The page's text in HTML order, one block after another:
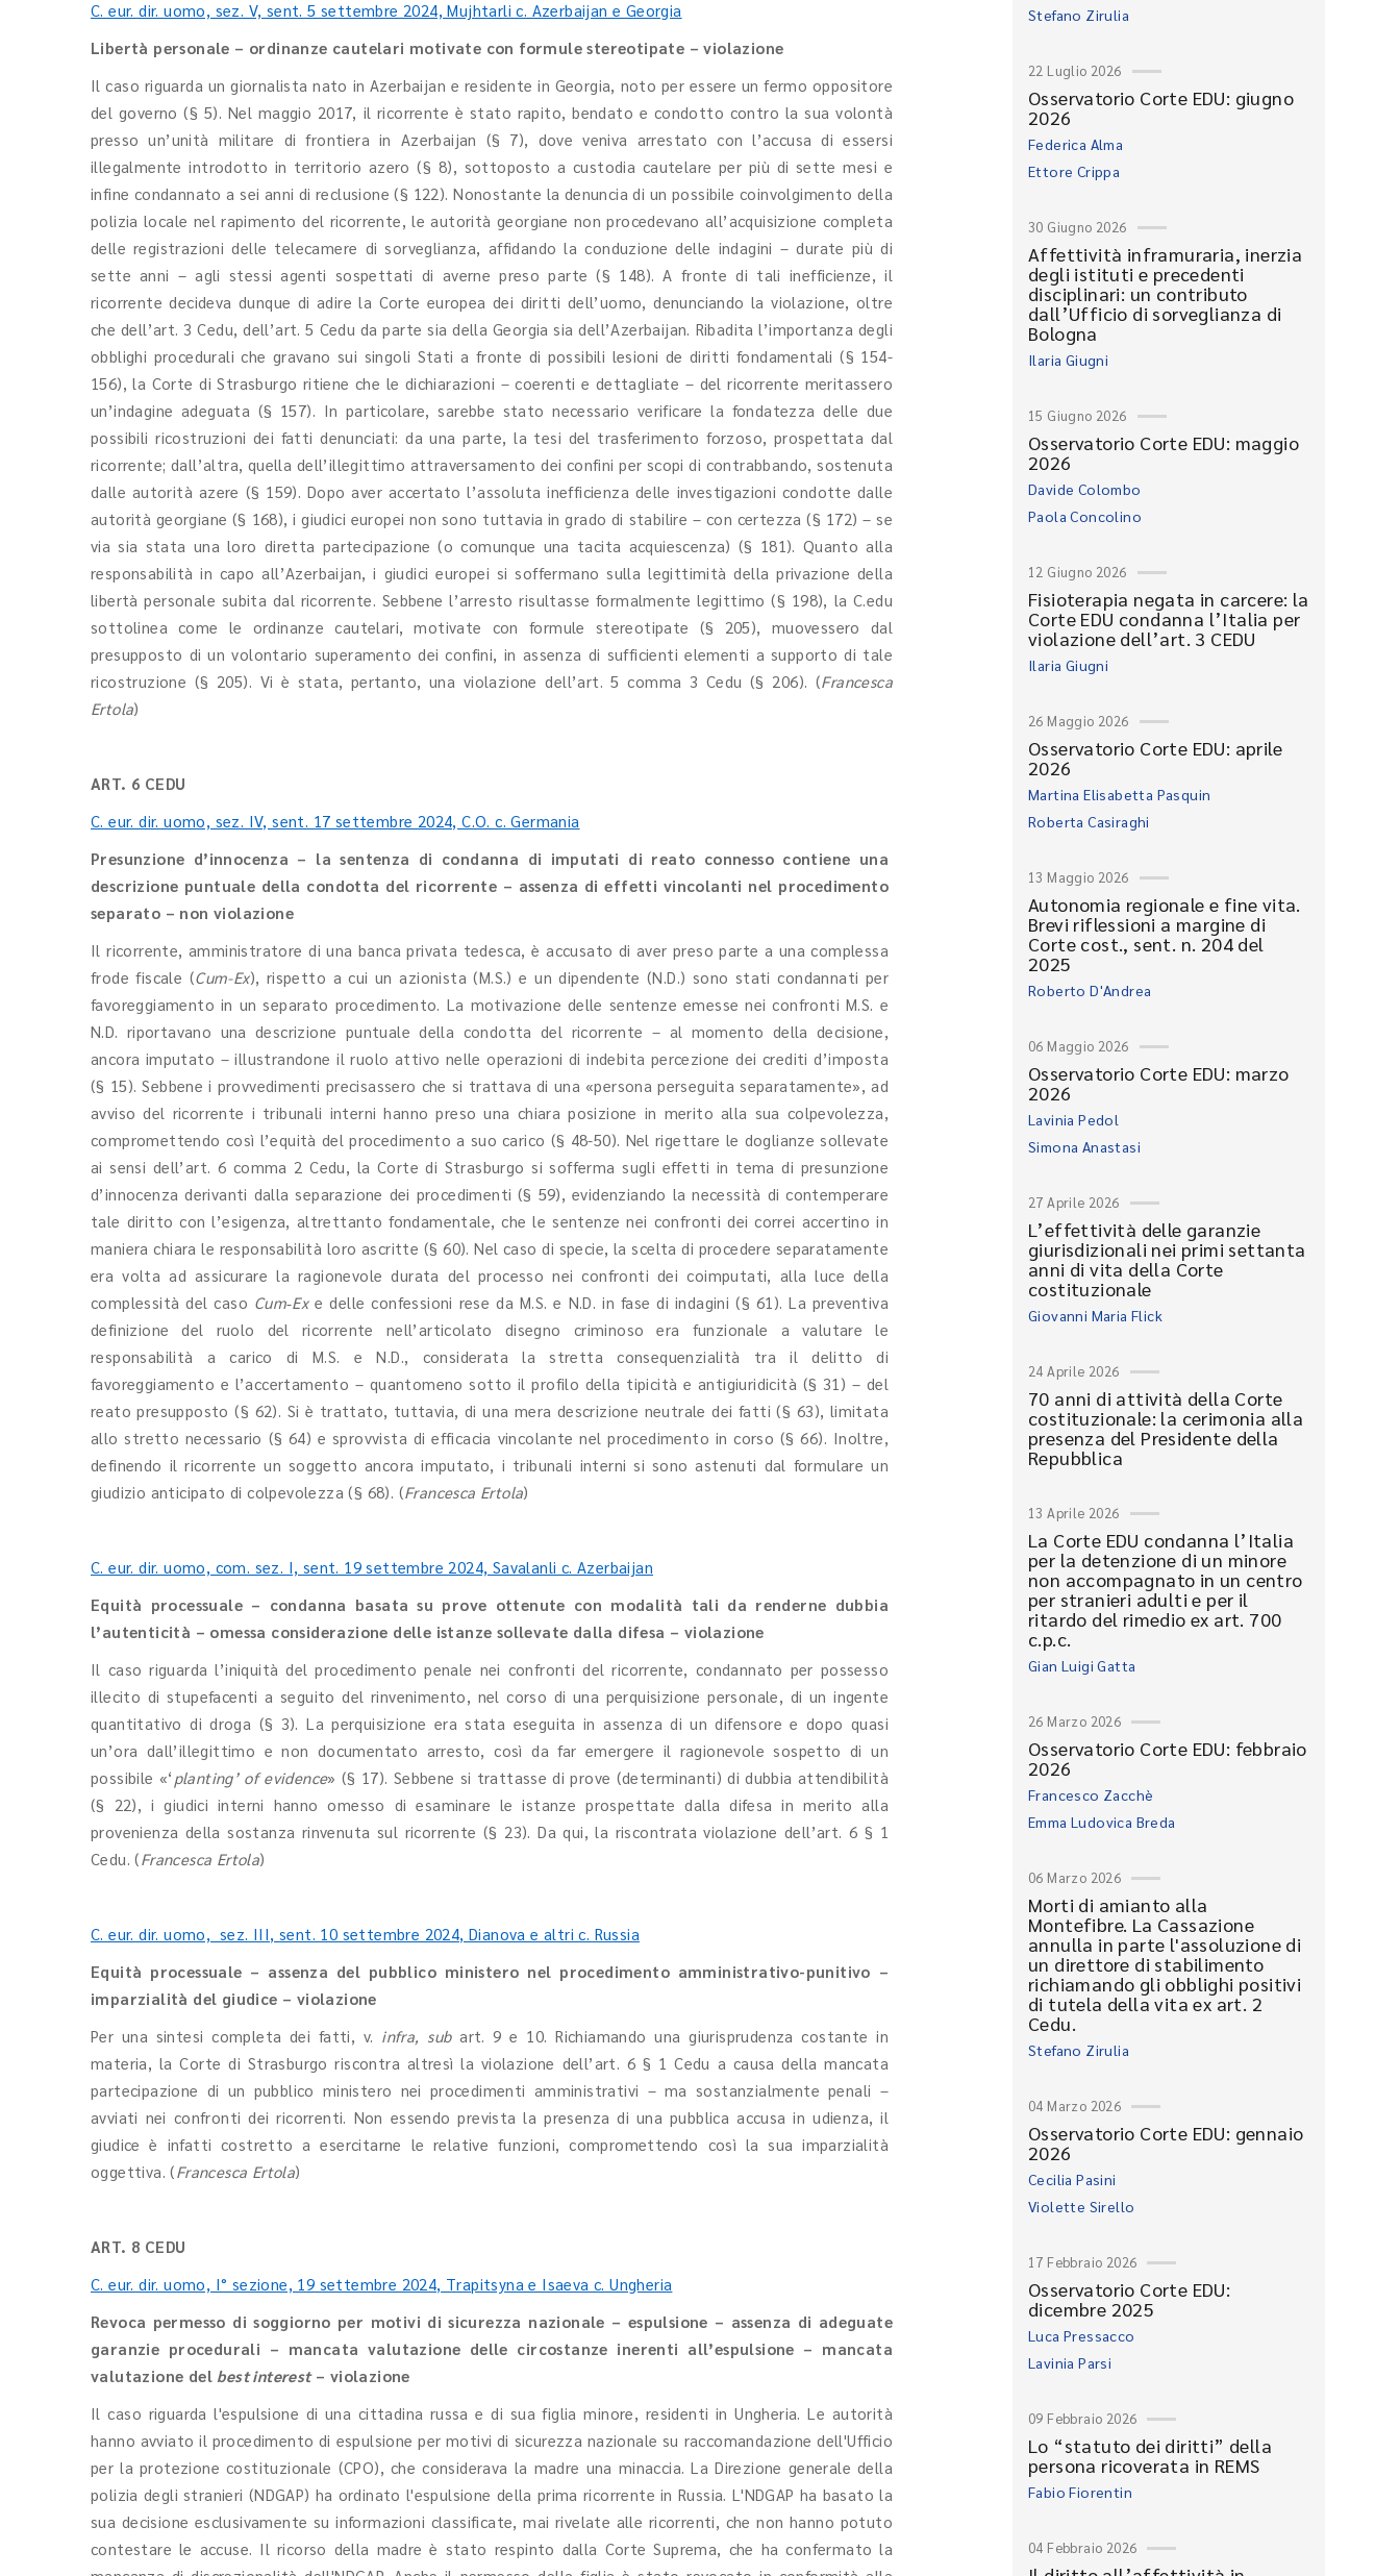
C. eur. dir. uomo, sez. V, sent. 5 settembre 2024, Mujhtarli c. Azerbaijan e Georgia
Libertà personale – ordinanze cautelari motivate con formule stereotipate – violazione
Il caso riguarda un giornalista nato in Azerbaijan e residente in Georgia, noto per essere un fermo oppositore
del governo (§ 5). Nel maggio 2017, il ricorrente è stato rapito, bendato e condotto contro la sua volontà
presso un’unità militare di frontiera in Azerbaijan (§ 7), dove veniva arrestato con l’accusa di essersi
illegalmente introdotto in territorio azero (§ 8), sottoposto a custodia cautelare per più di sette mesi e
infine condannato a sei anni di reclusione (§ 122). Nonostante la denuncia di un possibile coinvolgimento della
polizia locale nel rapimento del ricorrente, le autorità georgiane non procedevano all’acquisizione completa
delle registrazioni delle telecamere di sorveglianza, affidando la conduzione delle indagini – durate più di
sette anni – agli stessi agenti sospettati di averne preso parte (§ 148). A fronte di tali inefficienze, il
ricorrente decideva dunque di adire la Corte europea dei diritti dell’uomo, denunciando la violazione, oltre
che dell’art. 3 Cedu, dell’art. 5 Cedu da parte sia della Georgia sia dell’Azerbaijan. Ribadita l’importanza degli
obblighi procedurali che gravano sui singoli Stati a fronte di possibili lesioni de diritti fondamentali (§ 154-
156), la Corte di Strasburgo ritiene che le dichiarazioni – coerenti e dettagliate – del ricorrente meritassero
un’indagine adeguata (§ 157). In particolare, sarebbe stato necessario verificare la fondatezza delle due
possibili ricostruzioni dei fatti denunciati: da una parte, la tesi del trasferimento forzoso, prospettata dal
ricorrente; dall’altra, quella dell’illegittimo attraversamento dei confini per scopi di contrabbando, sostenuta
dalle autorità azere (§ 159). Dopo aver accertato l’assoluta inefficienza delle investigazioni condotte dalle
autorità georgiane (§ 168), i giudici europei non sono tuttavia in grado di stabilire – con certezza (§ 172) – se
via sia stata una loro diretta partecipazione (o comunque una tacita acquiescenza) (§ 181). Quanto alla
responsabilità in capo all’Azerbaijan, i giudici europei si soffermano sulla legittimità della privazione della
libertà personale subita dal ricorrente. Sebbene l’arresto risultasse formalmente legittimo (§ 198), la C.edu
sottolinea come le ordinanze cautelari, motivate con formule stereotipate (§ 205), muovessero dal
presupposto di un volontario superamento dei confini, in assenza di sufficienti elementi a supporto di tale
ricostruzione (§ 205). Vi è stata, pertanto, una violazione dell’art. 5 comma 3 Cedu (§ 206). (Francesca
Ertola)
ART. 6 CEDU
C. eur. dir. uomo, sez. IV, sent. 17 settembre 2024, C.O. c. Germania
Presunzione d’innocenza – la sentenza di condanna di imputati di reato connesso contiene una
descrizione puntuale della condotta del ricorrente – assenza di effetti vincolanti nel procedimento
separato – non violazione
Il ricorrente, amministratore di una banca privata tedesca, è accusato di aver preso parte a una complessa
frode fiscale (Cum-Ex), rispetto a cui un azionista (M.S.) e un dipendente (N.D.) sono stati condannati per
favoreggiamento in un separato procedimento. La motivazione delle sentenze emesse nei confronti M.S. e
N.D. riportavano una descrizione puntuale della condotta del ricorrente – al momento della decisione,
ancora imputato – illustrandone il ruolo attivo nelle operazioni di indebita percezione dei crediti d’imposta
(§ 15). Sebbene i provvedimenti precisassero che si trattava di una «persona perseguita separatamente», ad
avviso del ricorrente i tribunali interni hanno preso una chiara posizione in merito alla sua colpevolezza,
compromettendo così l’equità del procedimento a suo carico (§ 48-50). Nel rigettare le doglianze sollevate
ai sensi dell’art. 6 comma 2 Cedu, la Corte di Strasburgo si sofferma sugli effetti in tema di presunzione
d’innocenza derivanti dalla separazione dei procedimenti (§ 59), evidenziando la necessità di contemperare
tale diritto con l’esigenza, altrettanto fondamentale, che le sentenze nei confronti dei correi accertino in
maniera chiara le responsabilità loro ascritte (§ 60). Nel caso di specie, la scelta di procedere separatamente
era volta ad assicurare la ragionevole durata del processo nei confronti dei coimputati, alla luce della
complessità del caso Cum‑Exe delle confessioni rese da M.S. e N.D. in fase di indagini (§ 61). La preventiva
definizione del ruolo del ricorrente nell’articolato disegno criminoso era funzionale a valutare le
responsabilità a carico di M.S. e N.D., considerata la stretta consequenzialità tra il delitto di
favoreggiamento e l’accertamento – quantomeno sotto il profilo della tipicità e antigiuridicità (§ 31) – del
reato presupposto (§ 62). Si è trattato, tuttavia, di una mera descrizione neutrale dei fatti (§ 63), limitata
allo stretto necessario (§ 64) e sprovvista di efficacia vincolante nel procedimento in corso (§ 66). Inoltre,
definendo il ricorrente un soggetto ancora imputato, i tribunali interni si sono astenuti dal formulare un
giudizio anticipato di colpevolezza (§ 68). (Francesca Ertola)
C. eur. dir. uomo, com. sez. I, sent. 19 settembre 2024, Savalanli c. Azerbaijan
Equità processuale – condanna basata su prove ottenute con modalità tali da renderne dubbia
l’autenticità – omessa considerazione delle istanze sollevate dalla difesa – violazione
Il caso riguarda l’iniquità del procedimento penale nei confronti del ricorrente, condannato per possesso
illecito di stupefacenti a seguito del rinvenimento, nel corso di una perquisizione personale, di un ingente
quantitativo di droga (§ 3). La perquisizione era stata eseguita in assenza di un difensore e dopo quasi
un’ora dall’illegittimo e non documentato arresto, così da far emergere il ragionevole sospetto di un
possibile «‘ planting’ of evidence» (§ 17). Sebbene si trattasse di prove (determinanti) di dubbia attendibilità
(§ 22), i giudici interni hanno omesso di esaminare le istanze prospettate dalla difesa in merito alla
provenienza della sostanza rinvenuta sul ricorrente (§ 23). Da qui, la riscontrata violazione dell’art. 6 § 1
Cedu. (Francesca Ertola)
C. eur. dir. uomo, sez. III, sent. 10 settembre 2024, Dianova e altri c. Russia
Equità processuale – assenza del pubblico ministero nel procedimento amministrativo-punitivo –
imparzialità del giudice – violazione
Per una sintesi completa dei fatti, v. infra, subart. 9 e 10. Richiamando una giurisprudenza costante in
materia, la Corte di Strasburgo riscontra altresì la violazione dell’art. 6 § 1 Cedu a causa della mancata
partecipazione di un pubblico ministero nei procedimenti amministrativi – ma sostanzialmente penali –
avviati nei confronti dei ricorrenti. Non essendo prevista la presenza di una pubblica accusa in udienza, il
giudice è infatti costretto a esercitarne le relative funzioni, compromettendo così la sua imparzialità
oggettiva. (Francesca Ertola)
ART. 8 CEDU
C. eur. dir. uomo, I° sezione, 19 settembre 2024, Trapitsyna e Isaeva c. Ungheria
Revoca permesso di soggiorno per motivi di sicurezza nazionale – espulsione – assenza di adeguate
garanzie procedurali – mancata valutazione delle circostanze inerenti all’espulsione – mancata
valutazione del best interest– violazione
Il caso riguarda l'espulsione di una cittadina russa e di sua figlia minore, residenti in Ungheria. Le autorità
hanno avviato il procedimento di espulsione per motivi di sicurezza nazionale su raccomandazione dell'Ufficio
per la protezione costituzionale (CPO), che considerava la madre una minaccia. La Direzione generale della
polizia degli stranieri (NDGAP) ha ordinato l'espulsione della prima ricorrente in Russia. L'NDGAP ha basato la
sua decisione esclusivamente su informazioni classificate, mai rivelate alle ricorrenti, che non hanno potuto
contestare le accuse. Il ricorso della madre è stato respinto dalla Corte Suprema, che ha confermato la
Stefano Zirulia
22 Luglio 2026
Osservatorio Corte EDU: giugno
2026
Federica Alma
Ettore Crippa
30 Giugno 2026
Affettività inframuraria, inerzia
degli istituti e precedenti
disciplinari: un contributo
dall’Ufficio di sorveglianza di
Bologna
Ilaria Giugni
15 Giugno 2026
Osservatorio Corte EDU: maggio
2026
Davide Colombo
Paola Concolino
12 Giugno 2026
Fisioterapia negata in carcere: la
Corte EDU condanna l’Italia per
violazione dell’art. 3 CEDU
Ilaria Giugni
26 Maggio 2026
Osservatorio Corte EDU: aprile
2026
Martina Elisabetta Pasquin
Roberta Casiraghi
13 Maggio 2026
Autonomia regionale e fine vita.
Brevi riflessioni a margine di
Corte cost., sent. n. 204 del
2025
Roberto D'Andrea
06 Maggio 2026
Osservatorio Corte EDU: marzo
2026
Lavinia Pedol
Simona Anastasi
27 Aprile 2026
L’effettività delle garanzie
giurisdizionali nei primi settanta
anni di vita della Corte
costituzionale
Giovanni Maria Flick
24 Aprile 2026
70 anni di attività della Corte
costituzionale: la cerimonia alla
presenza del Presidente della
Repubblica
13 Aprile 2026
La Corte EDU condanna l’Italia
per la detenzione di un minore
non accompagnato in un centro
per stranieri adulti e per il
ritardo del rimedio ex art. 700
c.p.c.
Gian Luigi Gatta
26 Marzo 2026
Osservatorio Corte EDU: febbraio
2026
Francesco Zacchè
Emma Ludovica Breda
06 Marzo 2026
Morti di amianto alla
Montefibre. La Cassazione
annulla in parte l'assoluzione di
un direttore di stabilimento
richiamando gli obblighi positivi
di tutela della vita ex art. 2
Cedu.
Stefano Zirulia
04 Marzo 2026
Osservatorio Corte EDU: gennaio
2026
Cecilia Pasini
Violette Sirello
17 Febbraio 2026
Osservatorio Corte EDU:
dicembre 2025
Luca Pressacco
Lavinia Parsi
09 Febbraio 2026
Lo “statuto dei diritti” della
persona ricoverata in REMS
Fabio Fiorentin
04 Febbraio 2026